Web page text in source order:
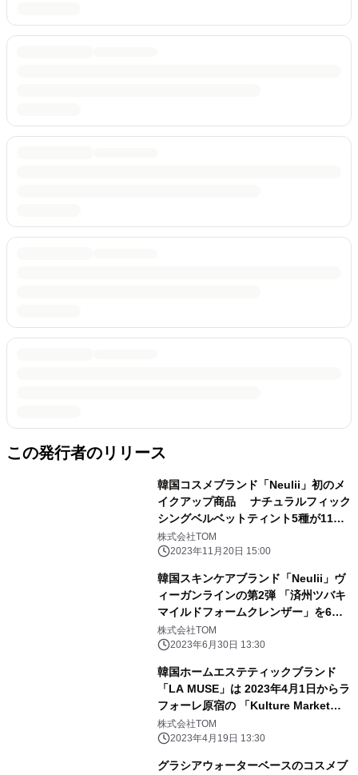
この発行者のリリース
韓国コスメブランド「Neulii」初のメ
イクアップ商品 ナチュラルフィック
シングベルベットティント5種が11月
17日発売 Qoo10メガ割で35％オフ
で販売
株式会社TOM
2023年11月20日 15:00
韓国スキンケアブランド「Neulii」ヴ
ィーガンラインの第2弾 「済州ツバキ
マイルドフォームクレンザー」を6月
30日発売！
株式会社TOM
2023年6月30日 13:30
韓国ホームエステティックブランド
「LA MUSE」は 2023年4月1日からラ
フォーレ原宿の 「Kulture Market
Supported by Rakuten」にて オフラ
イン販売開始！
株式会社TOM
2023年4月19日 13:30
グラシアウォーターベースのコスメブ